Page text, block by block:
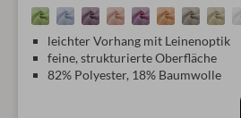
leichter Vorhang mit Leinenoptik
feine, strukturierte Oberfläche
82% Polyester, 18% Baumwolle